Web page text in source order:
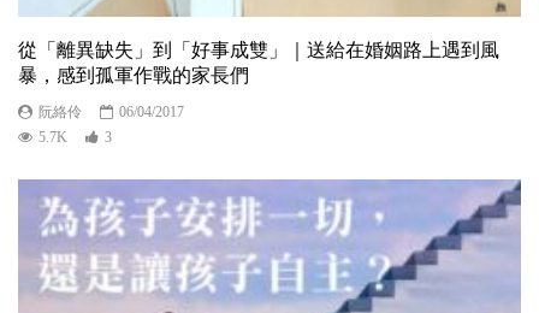
從「離異缺失」到「好事成雙」｜送給在婚姻路上遇到風
暴，感到孤軍作戰的家長們
阮絡伶
06/04/2017
5.7K
3